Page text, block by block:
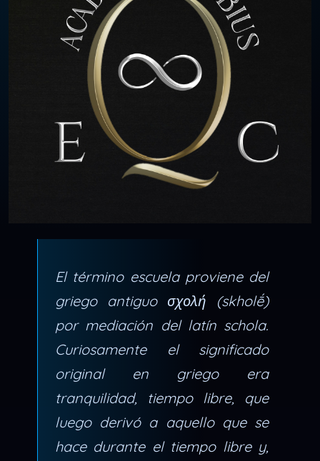
El término escuela proviene del
griego antiguo σχολή (skholḗ)
por mediación del latín schola.
Curiosamente el significado
original en griego era
tranquilidad, tiempo libre, que
luego derivó a aquello que se
hace durante el tiempo libre y,